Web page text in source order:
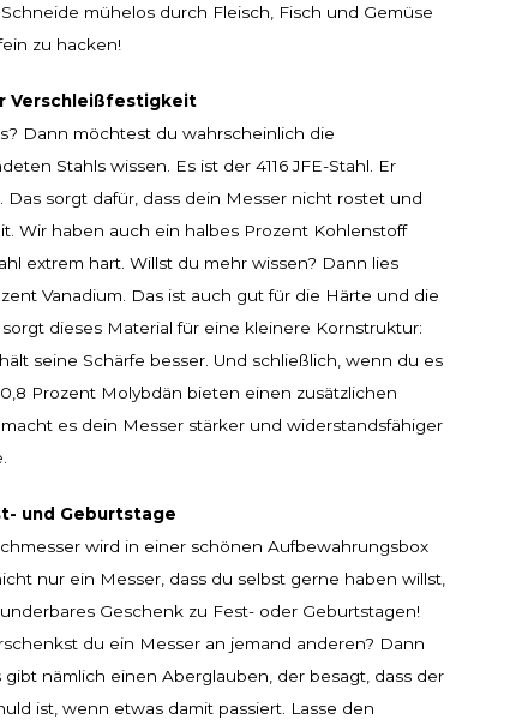
mühelos durch Fleisch, Fisch und Gemüse
zu hacken!
Verschleißfestigkeit
Dann möchtest du wahrscheinlich die
Stahls wissen. Es ist der 4116 JFE-Stahl. Er
Das sorgt dafür, dass dein Messer nicht rostet und
Wir haben auch ein halbes Prozent Kohlenstoff
extrem hart. Willst du mehr wissen? Dann lies
Vanadium. Das ist auch gut für die Härte und die
dieses Material für eine kleinere Kornstruktur:
seine Schärfe besser. Und schließlich, wenn du es
Prozent Molybdän bieten einen zusätzlichen
es dein Messer stärker und widerstandsfähiger
und Geburtstage
wird in einer schönen Aufbewahrungsbox
nur ein Messer, dass du selbst gerne haben willst,
Geschenk zu Fest- oder Geburtstagen!
du ein Messer an jemand anderen? Dann
nämlich einen Aberglauben, der besagt, dass der
ist, wenn etwas damit passiert. Lasse den